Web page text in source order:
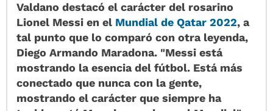
Valdano destacó el carácter del rosarino
Lionel Messi en el Mundial de Qatar 2022, a
tal punto que lo comparó con otra leyenda,
Diego Armando Maradona. "Messi está
mostrando la esencia del fútbol. Está más
conectado que nunca con la gente,
mostrando el carácter que siempre ha